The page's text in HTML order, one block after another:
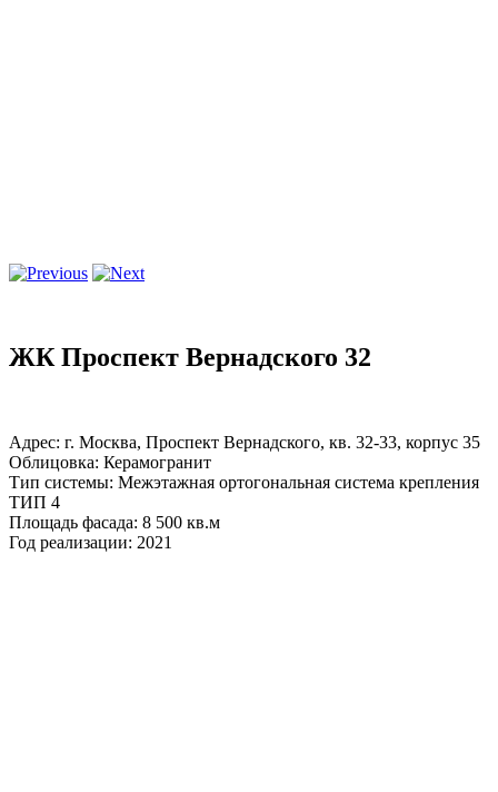
ЖК Проспект Вернадского 32
Адрес: г. Москва, Проспект Вернадского, кв. 32-33, корпус 35
Облицовка: Керамогранит
Тип системы: Межэтажная ортогональная система крепления
ТИП 4
Площадь фасада: 8 500 кв.м
Год реализации: 2021